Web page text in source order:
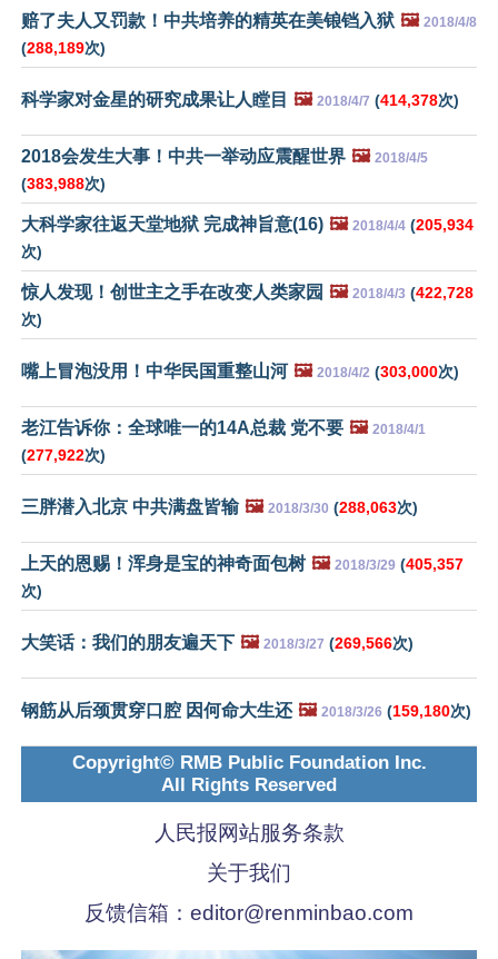
赔了夫人又罚款！中共培养的精英在美锒铛入狱 🖼️ 2018/4/8
(288,189次)
科学家对金星的研究成果让人瞠目 🖼️ 2018/4/7 (414,378次)
2018会发生大事！中共一举动应震醒世界 🖼️ 2018/4/5
(383,988次)
大科学家往返天堂地狱 完成神旨意(16) 🖼️ 2018/4/4 (205,934
次)
惊人发现！创世主之手在改变人类家园 🖼️ 2018/4/3 (422,728
次)
嘴上冒泡没用！中华民国重整山河 🖼️ 2018/4/2 (303,000次)
老江告诉你：全球唯一的14A总裁 党不要 🖼️ 2018/4/1
(277,922次)
三胖潜入北京 中共满盘皆输 🖼️ 2018/3/30 (288,063次)
上天的恩赐！浑身是宝的神奇面包树 🖼️ 2018/3/29 (405,357
次)
大笑话：我们的朋友遍天下 🖼️ 2018/3/27 (269,566次)
钢筋从后颈贯穿口腔 因何命大生还 🖼️ 2018/3/26 (159,180次)
Copyright© RMB Public Foundation Inc.
All Rights Reserved
人民报网站服务条款
关于我们
反馈信箱： editor@renminbao.com